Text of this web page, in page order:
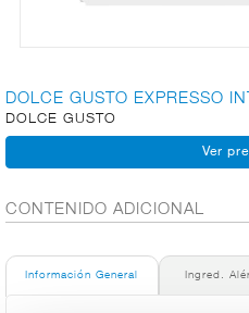
AL
FRUTAS Y
DOLCE GUSTO EXPRESSO
DOLCE GUSTO
CONTENIDO ADICIONAL
Información General Ingred.